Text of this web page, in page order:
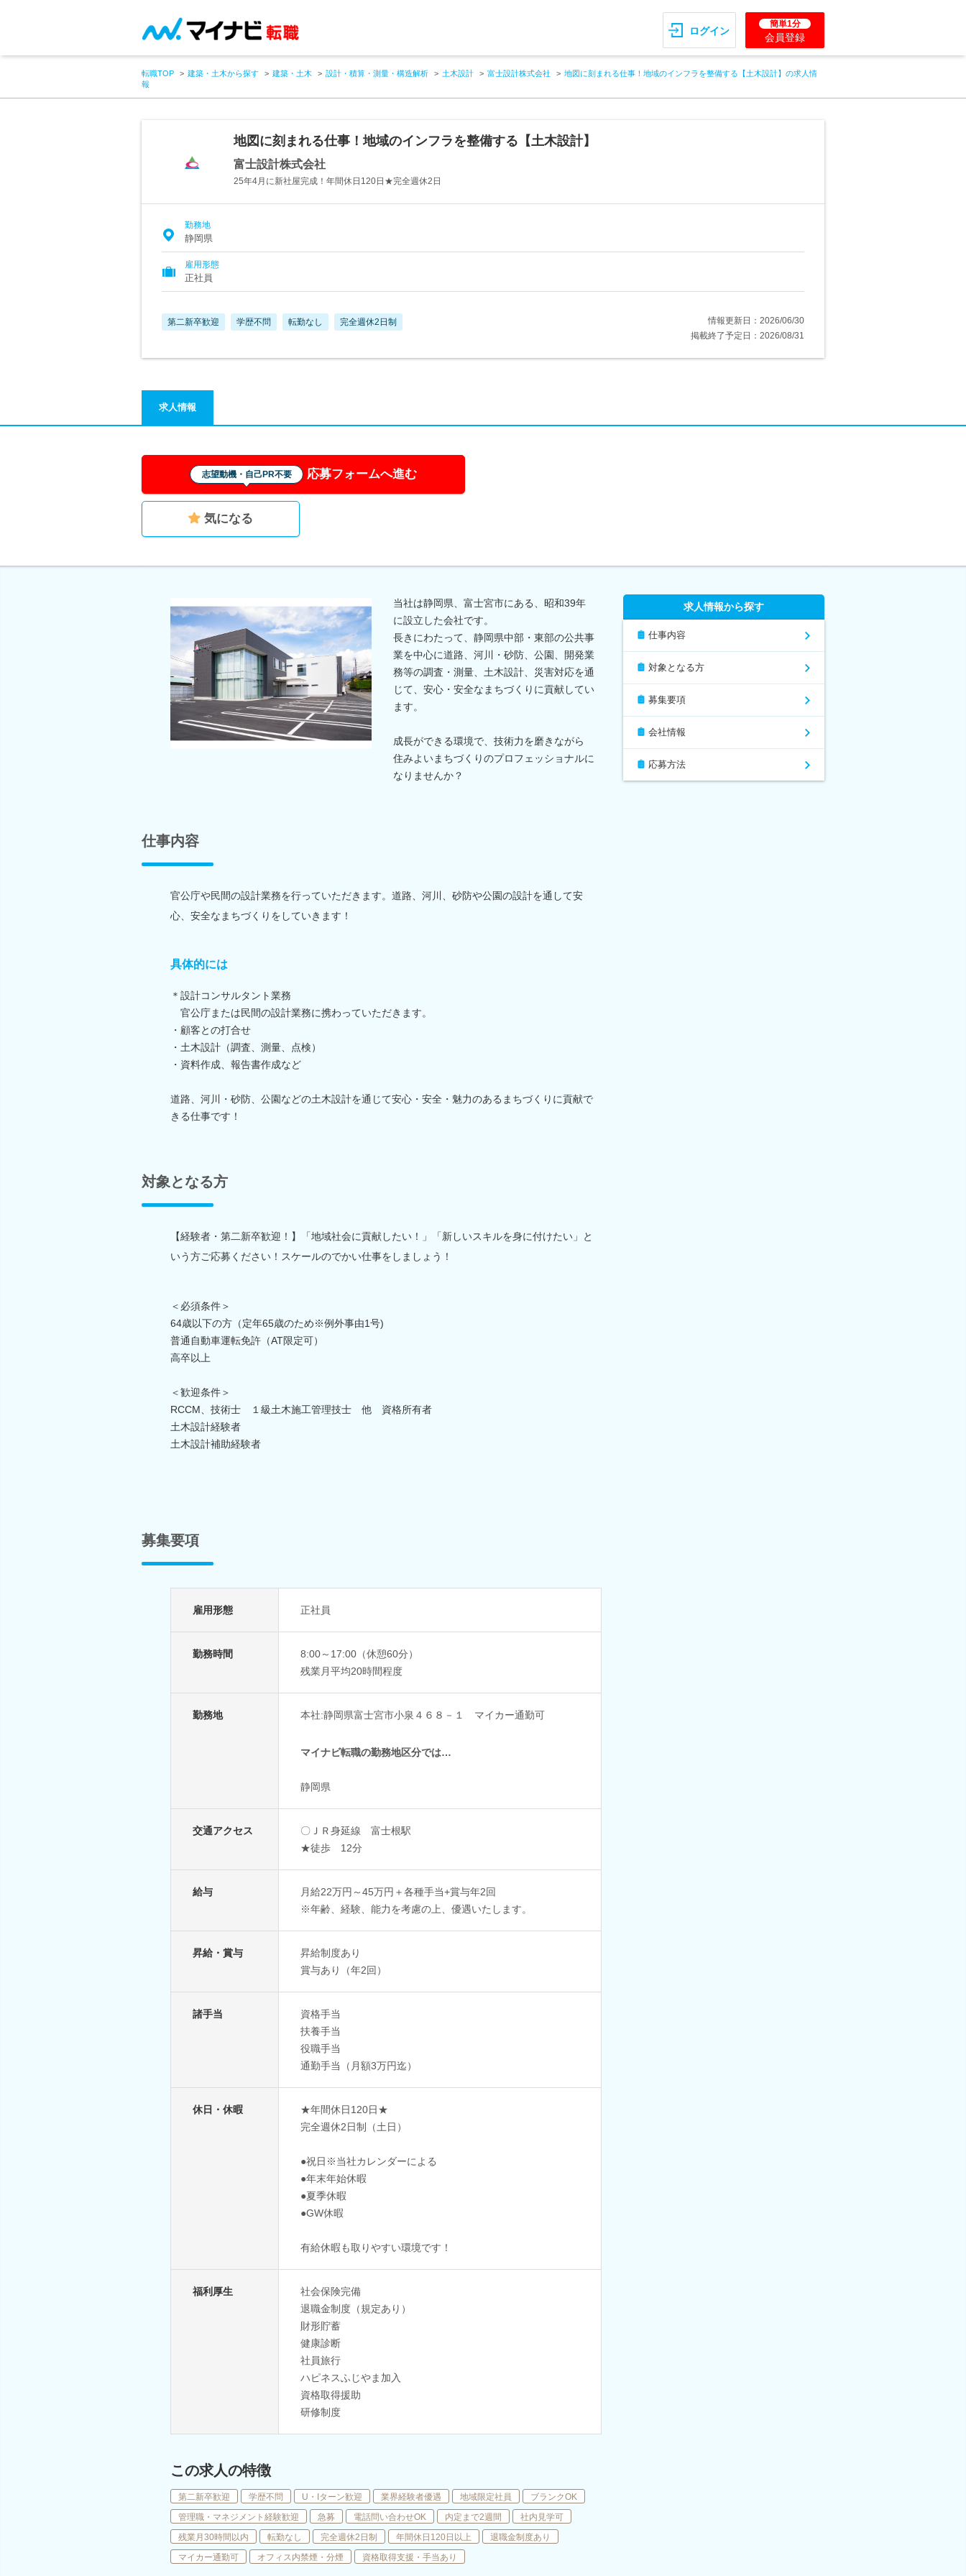
ログイン
簡単1分
会員登録
転職TOP 建築・土木から探す 建築・土木 設計・積算・測量・構造解析 土木設計 富士設計株式会社
地図に刻まれる仕事！地域のインフラを整備する【土木設計】の求人情
報
地図に刻まれる仕事！地域のインフラを整備する【土木設計】
富士設計株式会社
25年4月に新社屋完成！年間休日120日★完全週休2日
勤務地
静岡県
雇用形態
正社員
第二新卒歓迎 学歴不問 転勤なし 完全週休2日制
情報更新日：2026/06/30
掲載終了予定日：2026/08/31
求人情報
志望動機・自己PR不要 応募フォームへ進む
気になる
当社は静岡県、富士宮市にある、昭和39年
に設立した会社です。
長きにわたって、静岡県中部・東部の公共事
業を中心に道路、河川・砂防、公園、開発業
務等の調査・測量、土木設計、災害対応を通
じて、安心・安全なまちづくりに貢献してい
ます。
成長ができる環境で、技術力を磨きながら
住みよいまちづくりのプロフェッショナルに
なりませんか？
仕事内容
官公庁や民間の設計業務を行っていただきます。道路、河川、砂防や公園の設計を通して安
心、安全なまちづくりをしていきます！
具体的には
＊設計コンサルタント業務
官公庁または民間の設計業務に携わっていただきます。
・顧客との打合せ
・土木設計（調査、測量、点検）
・資料作成、報告書作成など
道路、河川・砂防、公園などの土木設計を通じて安心・安全・魅力のあるまちづくりに貢献で
きる仕事です！
対象となる方
【経験者・第二新卒歓迎！】「地域社会に貢献したい！」「新しいスキルを身に付けたい」と
いう方ご応募ください！スケールのでかい仕事をしましょう！
＜必須条件＞
64歳以下の方（定年65歳のため※例外事由1号)
普通自動車運転免許（AT限定可）
高卒以上
＜歓迎条件＞
RCCM、技術士 １級土木施工管理技士 他 資格所有者
土木設計経験者
土木設計補助経験者
募集要項
雇用形態 正社員
勤務時間
8:00～17:00（休憩60分）
残業月平均20時間程度
勤務地 本社:静岡県富士宮市小泉４６８－１ マイカー通勤可
マイナビ転職の勤務地区分では…
静岡県
交通アクセス
〇ＪＲ身延線 富士根駅
★徒歩 12分
給与
月給22万円～45万円＋各種手当+賞与年2回
※年齢、経験、能力を考慮の上、優遇いたします。
昇給・賞与
昇給制度あり
賞与あり（年2回）
諸手当
資格手当
扶養手当
役職手当
通勤手当（月額3万円迄）
休日・休暇
★年間休日120日★
完全週休2日制（土日）
●祝日※当社カレンダーによる
●年末年始休暇
●夏季休暇
●GW休暇
有給休暇も取りやすい環境です！
福利厚生
社会保険完備
退職金制度（規定あり）
財形貯蓄
健康診断
社員旅行
ハピネスふじやま加入
資格取得援助
研修制度
この求人の特徴
第二新卒歓迎 学歴不問 U・Iターン歓迎 業界経験者優遇 地域限定社員
ブランクOK
管理職・マネジメント経験歓迎
急募 電話問い合わせOK 内定まで2週間
社内見学可
残業月30時間以内
転勤なし 完全週休2日制 年間休日120日以上
退職金制度あり
マイカー通勤可
オフィス内禁煙・分煙 資格取得支援・手当あり
求人情報から探す
仕事内容
対象となる方
募集要項
会社情報
応募方法